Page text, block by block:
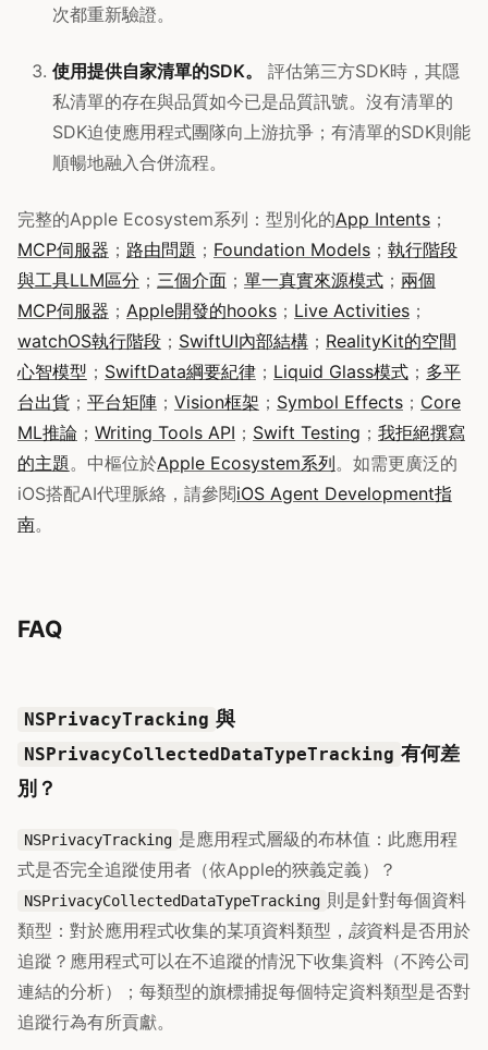
次都重新驗證。
使用提供自家清單的SDK。
評估第三方SDK時，其隱
私清單的存在與品質如今已是品質訊號。沒有清單的
SDK迫使應用程式團隊向上游抗爭；有清單的SDK則能
順暢地融入合併流程。
完整的Apple Ecosystem系列：型別化的App Intents ；
MCP伺服器 ； 路由問題 ； Foundation Models ； 執行階段
與工具LLM區分 ； 三個介面 ； 單一真實來源模式 ； 兩個
MCP伺服器 ； Apple開發的hooks ； Live Activities ；
watchOS執行階段 ； SwiftUI內部結構 ； RealityKit的空間
心智模型 ； SwiftData綱要紀律 ； Liquid Glass模式 ； 多平
台出貨 ； 平台矩陣 ； Vision框架 ； Symbol Effects ； Core
ML推論 ； Writing Tools API ； Swift Testing ； 我拒絕撰寫
的主題。中樞位於Apple Ecosystem系列。如需更廣泛的
iOS搭配AI代理脈絡，請參閱iOS Agent Development指
南。
FAQ
NSPrivacyTracking 與
NSPrivacyCollectedDataTypeTracking 有何差
別？
NSPrivacyTracking 是應用程式層級的布林值：此應用程
式是否完全追蹤使用者（依Apple的狹義定義）？
NSPrivacyCollectedDataTypeTracking 則是針對每個資料
類型：對於應用程式收集的某項資料類型， 該資料是否用於
追蹤？應用程式可以在不追蹤的情況下收集資料（不跨公司
連結的分析）；每類型的旗標捕捉每個特定資料類型是否對
追蹤行為有所貢獻。